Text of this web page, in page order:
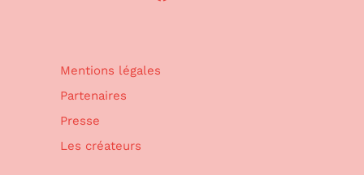
Mentions légales
Partenaires
Presse
Les créateurs